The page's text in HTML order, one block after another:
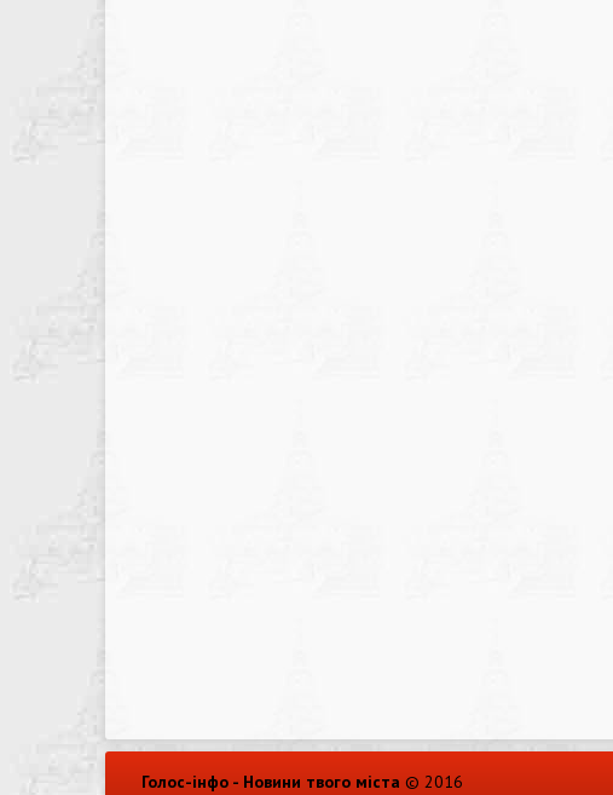
Голос-інфо - Новини твого міста © 2016